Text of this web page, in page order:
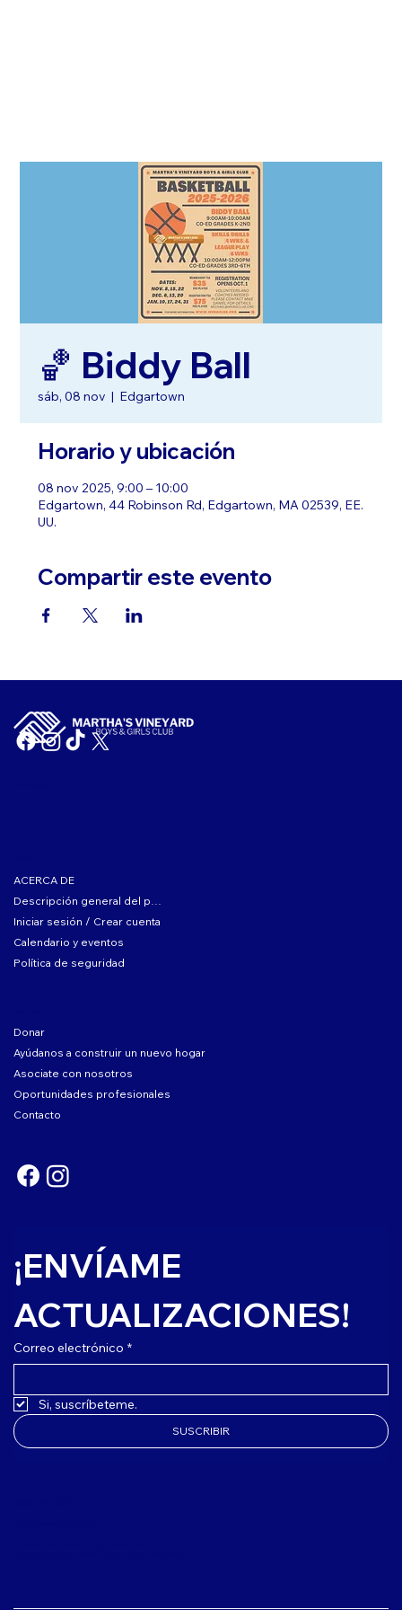
🏀 Biddy Ball
sáb, 08 nov
  |
Edgartown
Horario y ubicación
08 nov 2025, 9:00 – 10:00
Edgartown, 44 Robinson Rd, Edgartown, MA 02539, EE.
UU.
Compartir este evento
¡ENVÍAME
ACTUALIZACIONES!
Correo electrónico *
Si, suscríbeteme.
SUSCRIBIR
ACERCA DE
Descripción general del programa
Iniciar sesión / Crear cuenta
Calendario y eventos
Política de seguridad
Donar
Ayúdanos a construir un nuevo hogar
Asociate con nosotros
Oportunidades profesionales
Contacto